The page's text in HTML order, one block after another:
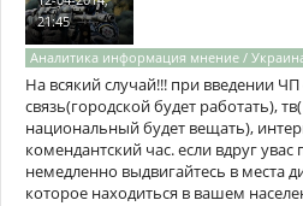
21:45
Аналитика информация мнение /
На всякий случай!!! при введении
связь(городской будет работать),
национальный будет вещать),
комендантский час. если вдруг увас
немедленно выдвигайтесь в места
которое находиться в вашем